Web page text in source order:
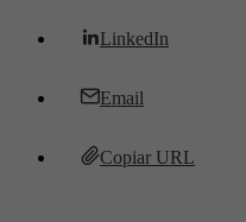
LinkedIn
Email
Copiar URL